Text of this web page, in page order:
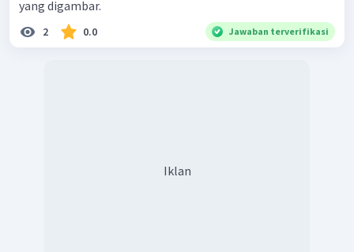
yang digambar.
2 0.0 Jawaban terverifikasi
Iklan